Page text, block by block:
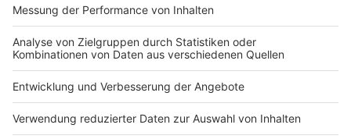
Patti Smith war immer schon etwas mehr als eine Musikerin.
Die Godmother of Punk war eine unvergleichliche Poetin